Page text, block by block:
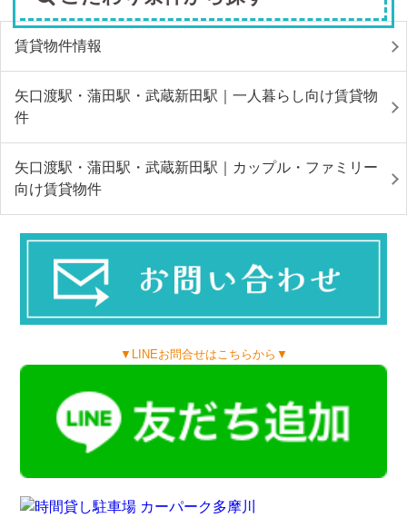
賃貸物件情報
矢口渡駅・蒲田駅・武蔵新田駅｜一人暮らし向け賃貸物
件
矢口渡駅・蒲田駅・武蔵新田駅｜カップル・ファミリー
向け賃貸物件
▼LINEお問合せはこちらから▼